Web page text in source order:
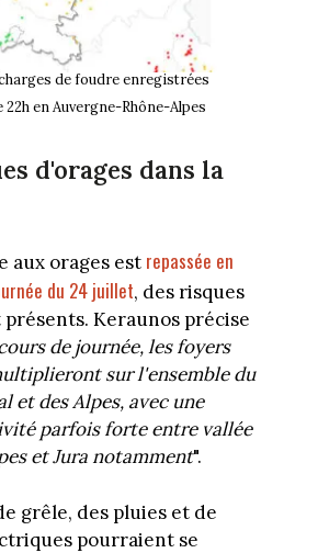
de foudre enregistrées
en Auvergne-Rhône-Alpes
d'orages dans la
aux orages est repassée en
du 24 juillet, des risques
Keraunos précise
de journée, les foyers
sur l'ensemble du
et des Alpes, avec une
parfois forte entre vallée
et Jura notamment".
grêle, des pluies et de
pourraient se